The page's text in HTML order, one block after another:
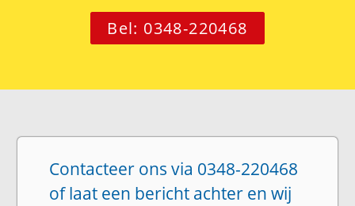
Bel: 0348-220468
Contacteer ons via 0348-220468
of laat een bericht achter en wij